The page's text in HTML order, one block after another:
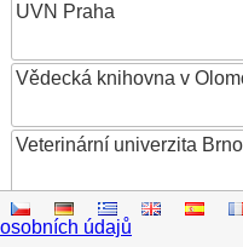
UVN Praha
Vědecká knihovna v
Veterinární univerzita Brno
VŠB – Technická
osobních údajů